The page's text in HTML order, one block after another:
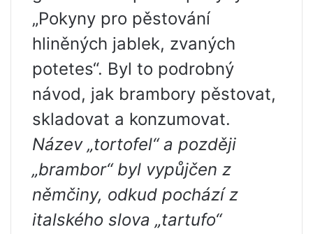
„Pokyny pro pěstování
hliněných jablek, zvaných
potetes“. Byl to podrobný
návod, jak brambory pěstovat,
skladovat a konzumovat.
Název „tortofel“ a později
„brambor“ byl vypůjčen z
němčiny, odkud pochází z
italského slova „tartufo“